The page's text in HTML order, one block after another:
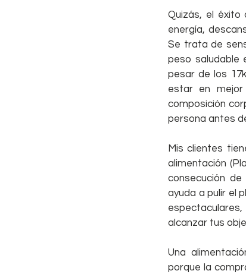
Quizás, el éxito
energía,
Se trata de
peso saludable
pesar de los
estar en
composición
persona antes
Mis clientes
alimentación
consecución
ayuda a pulir el
alcanzar tus
Una
porque la